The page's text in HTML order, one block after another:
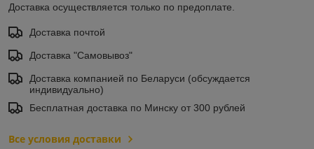
Доставка осуществляется только по предоплате.
Доставка почтой
Доставка "Самовывоз"
Доставка компанией по Беларуси (обсуждается
индивидуально)
Бесплатная доставка по Минску от 300 рублей
Все условия доставки